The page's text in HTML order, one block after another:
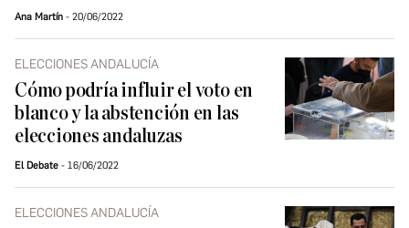
Ana Martín 20/06/2022
ELECCIONES ANDALUCÍA
Cómo podría influir el voto en
blanco y la abstención en las
elecciones andaluzas
El Debate 16/06/2022
ELECCIONES ANDALUCÍA